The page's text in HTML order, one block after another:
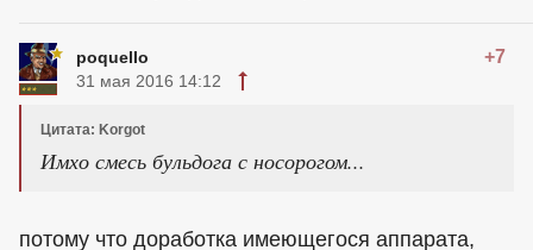
poquello +7
31 мая 2016 14:12
Цитата: Korgot
Имхо смесь бульдога с носорогом...
потому что доработка имеющегося аппарата,